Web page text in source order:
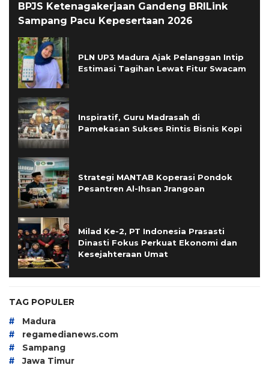
BPJS Ketenagakerjaan Gandeng BRILink
Sampang Pacu Kepesertaan 2026
PLN UP3 Madura Ajak Pelanggan Intip
Estimasi Tagihan Lewat Fitur Swacam
Inspiratif, Guru Madrasah di
Pamekasan Sukses Rintis Bisnis Kopi
Strategi MANTAB Koperasi Pondok
Pesantren Al-Ihsan Jrangoan
Milad Ke-2, PT Indonesia Prasasti
Dinasti Fokus Perkuat Ekonomi dan
Kesejahteraan Umat
TAG POPULER
# Madura
# regamedianews.com
# Sampang
# Jawa Timur